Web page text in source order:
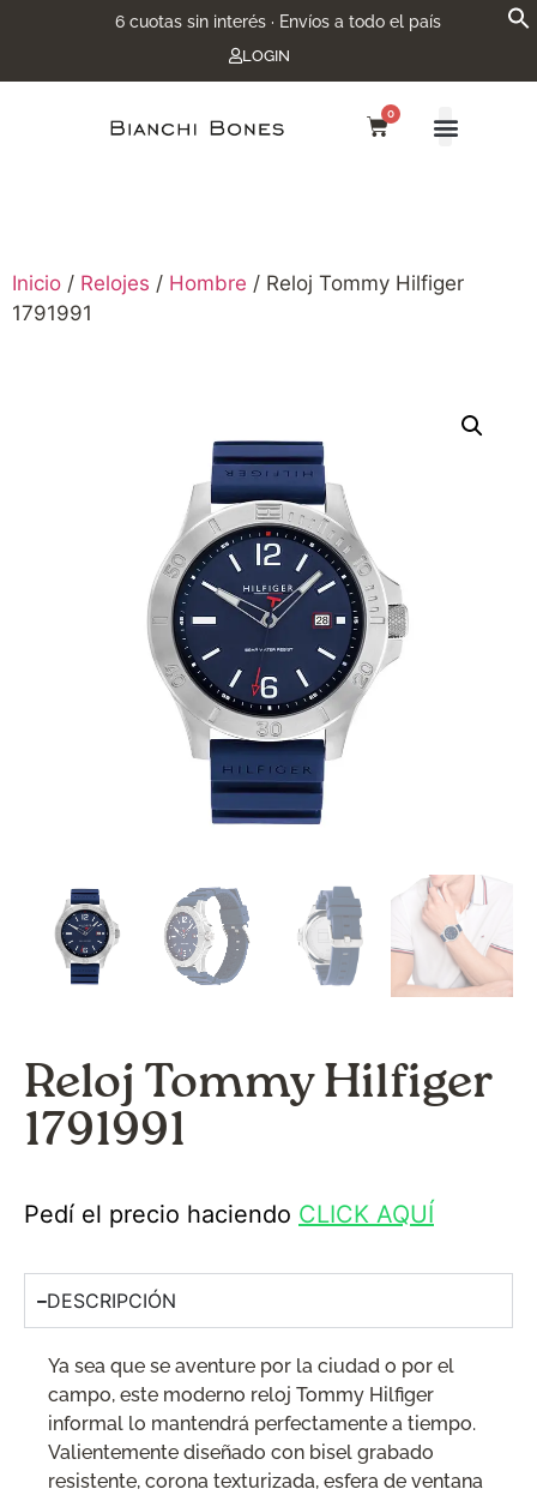
6 cuotas sin interés · Envíos a todo el país
LOGIN
0
Inicio / Relojes / Hombre / Reloj Tommy Hilfiger
1791991
Reloj Tommy Hilfiger
1791991
Pedí el precio haciendo CLICK AQUÍ
DESCRIPCIÓN
Ya sea que se aventure por la ciudad o por el
campo, este moderno reloj Tommy Hilfiger
informal lo mantendrá perfectamente a tiempo.
Valientemente diseñado con bisel grabado
resistente, corona texturizada, esfera de ventana